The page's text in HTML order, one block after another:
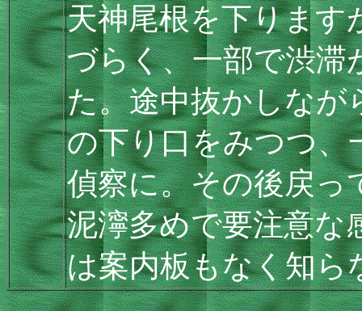
天神尾根を下ります
づらく、一部で渋滞
た。途中抜かしなが
の下り口をみつつ、
偵察に。その後戻っ
泥濘多めで要注意な
は案内板もなく知ら